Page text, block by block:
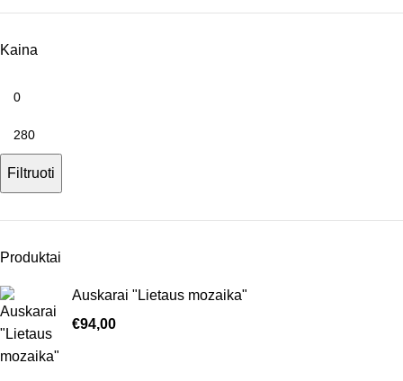
Kaina
Filtruoti
Produktai
Auskarai "Lietaus mozaika"
€94,00